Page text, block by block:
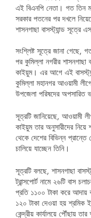
এই বিএনপি নেতা। গত তিন
সরকার পতনের পর দখলে
শাসনগাছা বাসস্ট্যান্ড সূত্রে
সংশ্লিষ্ট সূত্রে জানা গেছে,
পর কুমিল্লা নগরীর শাসনগাছা
কাইয়ুম। এর আগে এই
কুমিল্লা মহানগর আওয়ামী
উপজেলা পরিষদের অপসারিত
সূত্রটি জানিয়েছে, আওয়ামী
কাইয়ুম তার অনুসারীদের নিয়ে
থেকে দেশের বিভিন্ন প্রান্তে
চালিয়ে যাচ্ছেন তিনি।
সূত্রটি বলছে, শাসনগাছা
ট্রান্সপোর্ট নামে ২৬টি বাস
প্রতি ১১০০ টাকা করে আদায়
১২০ টাকা দেওয়া হয় শ্রমিক
কেন্দ্রীয় কার্যালয়ে পৌঁছায়